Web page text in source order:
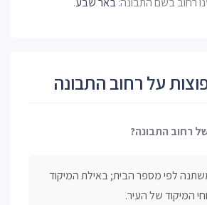
על רחוב התבונה
רחוב התבונה?
לפי מספר הבית; באילת המיקוד
המיקוד של העיר.